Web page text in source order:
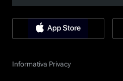
Informativa Privacy